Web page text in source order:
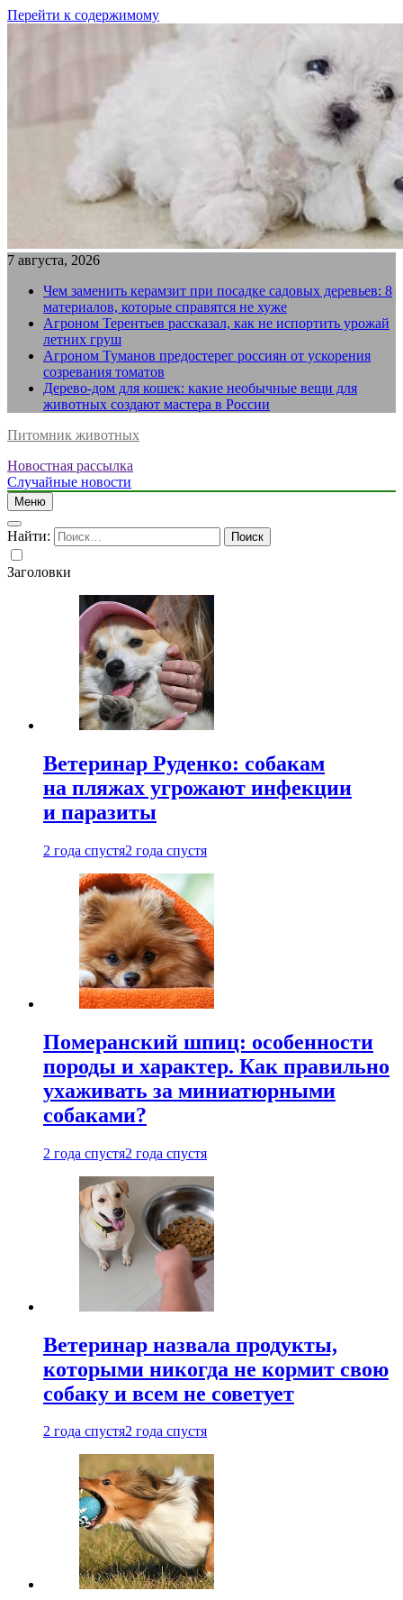
Перейти к содержимому
7 августа, 2026
Чем заменить керамзит при посадке садовых деревьев: 8
материалов, которые справятся не хуже
Агроном Терентьев рассказал, как не испортить урожай
летних груш
Агроном Туманов предостерег россиян от ускорения
созревания томатов
Дерево-дом для кошек: какие необычные вещи для
животных создают мастера в России
Питомник животных
Новостная рассылка
Случайные новости
Меню
Найти:
Заголовки
Ветеринар Руденко: собакам
на пляжах угрожают инфекции
и паразиты
2 года спустя2 года спустя
Померанский шпиц: особенности
породы и характер. Как правильно
ухаживать за миниатюрными
собаками?
2 года спустя2 года спустя
Ветеринар назвала продукты,
которыми никогда не кормит свою
собаку и всем не советует
2 года спустя2 года спустя